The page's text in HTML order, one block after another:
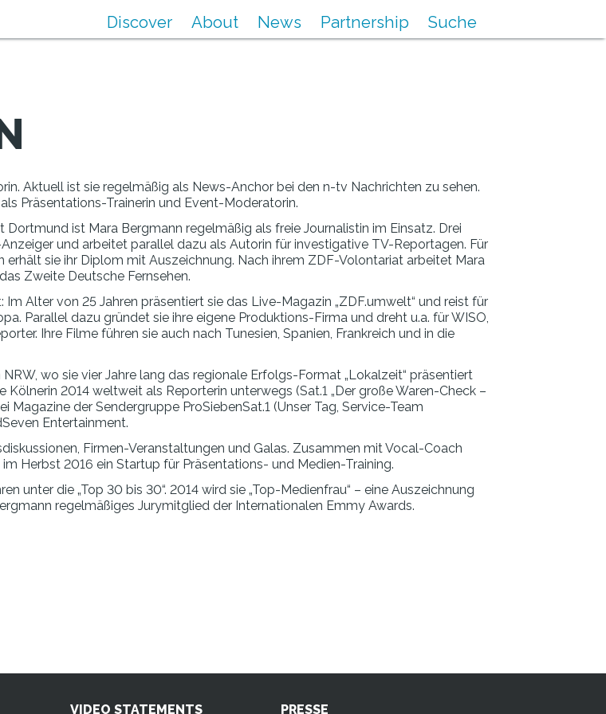
Discover About News Partnership Suche
Aktuell ist sie regelmäßig als News-Anchor bei den n-tv Nachrichten zu sehen.
Präsentations-Trainerin und Event-Moderatorin.
ist Mara Bergmann regelmäßig als freie Journalistin im Einsatz. Drei
und arbeitet parallel dazu als Autorin für investigative TV-Reportagen. Für
sie ihr Diplom mit Auszeichnung. Nach ihrem ZDF-Volontariat arbeitet Mara
Zweite Deutsche Fernsehen.
Alter von 25 Jahren präsentiert sie das Live-Magazin „ZDF.umwelt“ und reist für
Parallel dazu gründet sie ihre eigene Produktions-Firma und dreht u.a. für WISO,
Ihre Filme führen sie auch nach Tunesien, Spanien, Frankreich und in die
wo sie vier Jahre lang das regionale Erfolgs-Format „Lokalzeit“ präsentiert
2014 weltweit als Reporterin unterwegs (Sat.1 „Der große Waren-Check –
Magazine der Sendergruppe ProSiebenSat.1 (Unser Tag, Service-Team
Entertainment.
Firmen-Veranstaltungen und Galas. Zusammen mit Vocal-Coach
Herbst 2016 ein Startup für Präsentations- und Medien-Training.
unter die „Top 30 bis 30“. 2014 wird sie „Top-Medienfrau“ – eine Auszeichnung
regelmäßiges Jurymitglied der Internationalen Emmy Awards.
VIDEO STATEMENTS PRESSE